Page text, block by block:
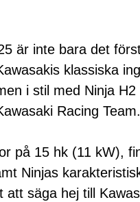
är inte bara det
klassiska
i stil med Ninja
Racing Team.
på 15 hk (11 kW),
Ninjas
att säga hej till